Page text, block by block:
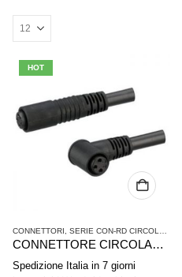
HOT
CONNETTORI SERIE CON-RD CIRCOLARE A INNESTO
CONNETTORE CIRCOLARE AD INNESTO AVENTICS SERIE CON-RD 1834484261
Spedizione Italia in 7 giorni